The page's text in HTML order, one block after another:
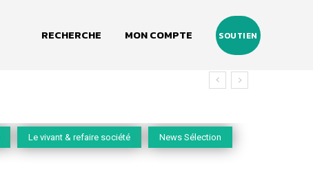
RECHERCHE MON COMPTE SOUTIEN
Le vivant & refaire société News Sélection